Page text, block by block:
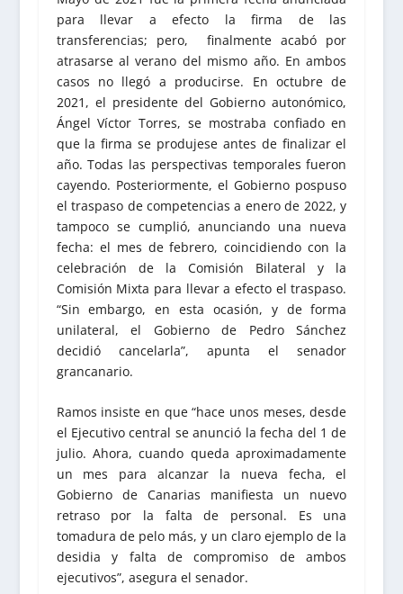
para llevar a efecto la firma de las
transferencias; pero, finalmente acabó por
atrasarse al verano del mismo año. En ambos
casos no llegó a producirse. En octubre de
2021, el presidente del Gobierno autonómico,
Ángel Víctor Torres, se mostraba confiado en
que la firma se produjese antes de finalizar el
año. Todas las perspectivas temporales fueron
cayendo. Posteriormente, el Gobierno pospuso
el traspaso de competencias a enero de 2022, y
tampoco se cumplió, anunciando una nueva
fecha: el mes de febrero, coincidiendo con la
celebración de la Comisión Bilateral y la
Comisión Mixta para llevar a efecto el traspaso.
“Sin embargo, en esta ocasión, y de forma
unilateral, el Gobierno de Pedro Sánchez
decidió cancelarla”, apunta el senador
grancanario.
Ramos insiste en que “hace unos meses, desde
el Ejecutivo central se anunció la fecha del 1 de
julio. Ahora, cuando queda aproximadamente
un mes para alcanzar la nueva fecha, el
Gobierno de Canarias manifiesta un nuevo
retraso por la falta de personal. Es una
tomadura de pelo más, y un claro ejemplo de la
desidia y falta de compromiso de ambos
ejecutivos”, asegura el senador.